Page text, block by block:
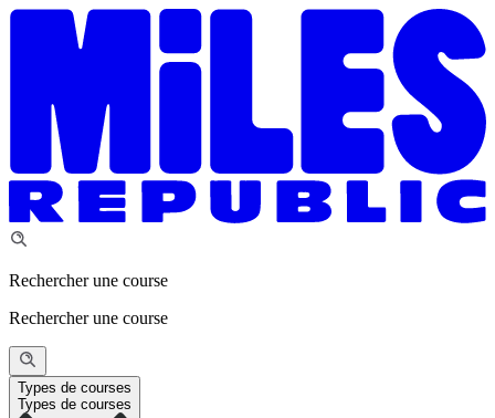
Rechercher une course
Rechercher une course
Types de courses
Types de courses